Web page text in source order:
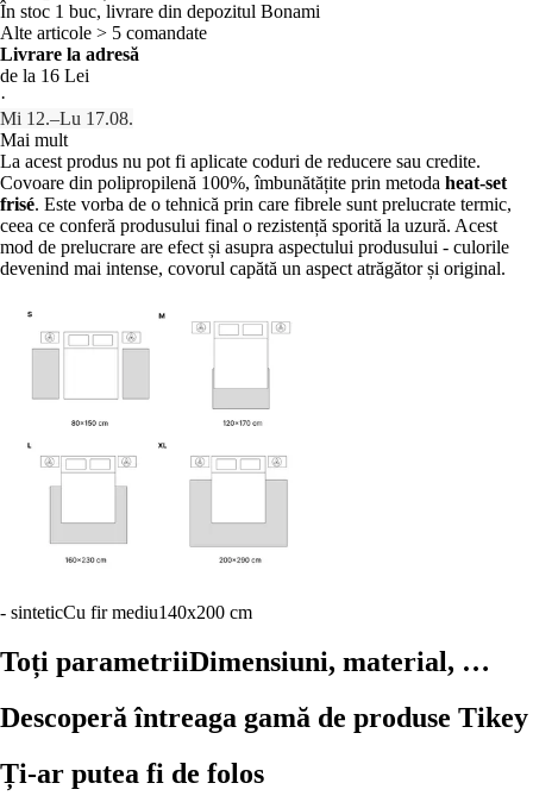
În stoc 1 buc, livrare din depozitul Bonami
Alte articole > 5 comandate
Livrare la adresă
de la 16 Lei
·
Mi 12.–Lu 17.08.
Mai mult
La acest produs nu pot fi aplicate coduri de reducere sau credite.
Covoare din polipropilenă 100%, îmbunătățite prin metoda heat-set
frisé. Este vorba de o tehnică prin care fibrele sunt prelucrate termic,
ceea ce conferă produsului final o rezistență sporită la uzură. Acest
mod de prelucrare are efect și asupra aspectului produsului - culorile
devenind mai intense, covorul capătă un aspect atrăgător și original.
- sinteticCu fir mediu140x200 cm
Toți parametriiDimensiuni, material, …
Descoperă întreaga gamă de produse Tikey
Ți-ar putea fi de folos